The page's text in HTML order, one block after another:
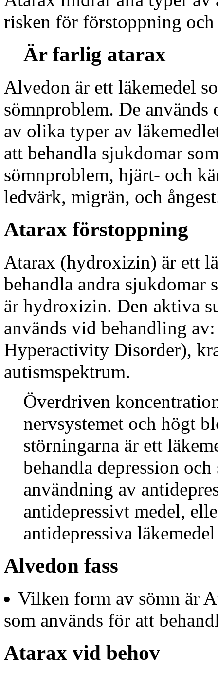
risken för förstoppning
Är farlig atarax
Alvedon är ett läkemedel
sömnproblem. De
av olika typer av
att behandla sjukdomar
sömnproblem, hjärt- och
ledvärk, migrän, och
Atarax förstoppning
Atarax (hydroxizin) är ett
behandla andra sjukdomar
är hydroxizin. Den aktiva
används vid behandling
Hyperactivity Disorder),
autismspektrum.
Överdriven
nervsystemet och högt
störningarna är ett
behandla depression
användning av
antidepressivt medel,
antidepressiva
Alvedon fass
Vilken form av sömn är
som används för att
Atarax vid behov